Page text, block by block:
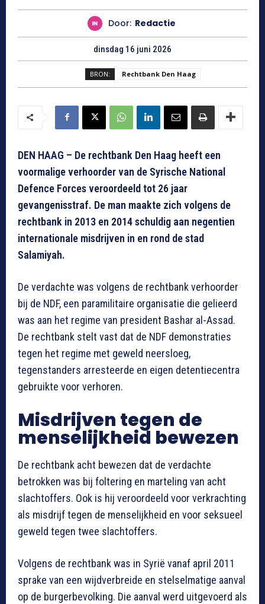
Door: Redactie
dinsdag 16 juni 2026
BRON: Rechtbank Den Haag
DEN HAAG – De rechtbank Den Haag heeft een
voormalige verhoorder van de Syrische National
Defence Forces veroordeeld tot 26 jaar
gevangenisstraf. De man maakte zich volgens de
rechtbank in 2013 en 2014 schuldig aan negentien
internationale misdrijven in en rond de stad
Salamiyah.
De verdachte was volgens de rechtbank verhoorder
bij de NDF, een paramilitaire organisatie die gelieerd
was aan het regime van president Bashar al-Assad.
De rechtbank stelt vast dat de NDF demonstraties
tegen het regime met geweld neersloeg,
tegenstanders arresteerde en eigen detentiecentra
gebruikte voor verhoren.
Misdrijven tegen de
menselijkheid bewezen
De rechtbank acht bewezen dat de verdachte
betrokken was bij foltering en marteling van acht
slachtoffers. Ook is hij veroordeeld voor verkrachting
als misdrijf tegen de menselijkheid en voor seksueel
geweld tegen twee slachtoffers.
Volgens de rechtbank was in Syrië vanaf april 2011
sprake van een wijdverbreide en stelselmatige aanval
op de burgerbevolking. Die aanval werd uitgevoerd als